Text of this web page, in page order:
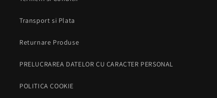
Transport si Plata
Returnare Produse
PRELUCRAREA DATELOR CU CARACTER PERSONAL
POLITICA COOKIE